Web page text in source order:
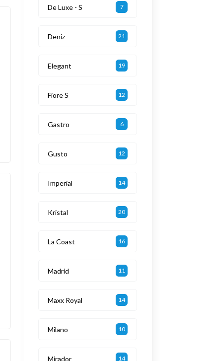
De Luxe - S 7
Deniz 21
Elegant 19
Fiore S 12
Gastro 6
Gusto 12
Imperial 14
Kristal 20
La Coast 16
Madrid 11
Maxx Royal 14
Milano 10
Mirador 14